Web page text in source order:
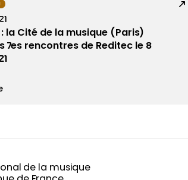
: la Cité de la musique (Paris)
7es rencontres de Reditec le 8
de la musique